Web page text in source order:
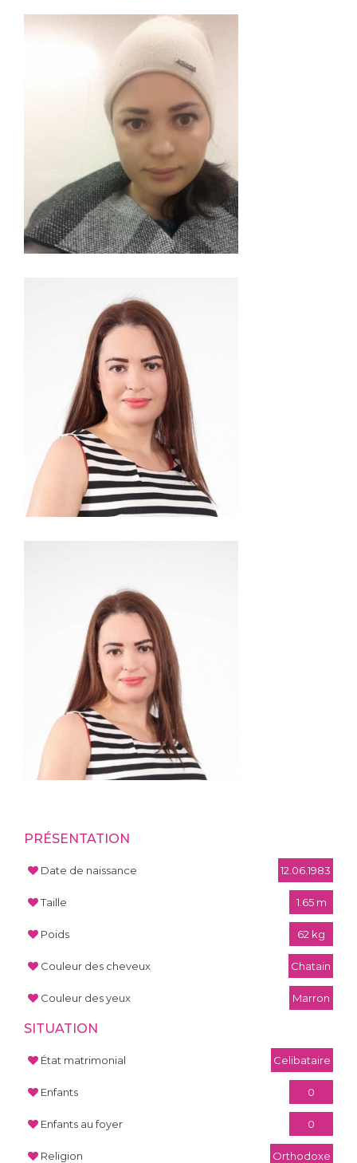
PRÉSENTATION
Date de naissance 12.06.1983
Taille 1.65 m
Poids 62 kg
Couleur des cheveux Chatain
Couleur des yeux Marron
SITUATION
État matrimonial Celibataire
Enfants 0
Enfants au foyer 0
Religion Orthodoxe